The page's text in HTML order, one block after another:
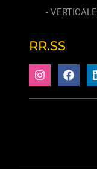
-
RR.SS